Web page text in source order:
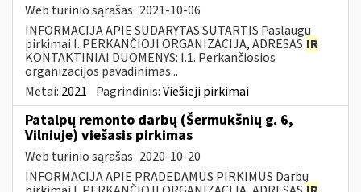
Web turinio sąrašas 2021-10-06
INFORMACIJA APIE SUDARYTAS SUTARTIS Paslaugų
pirkimai I. PERKANČIOJI ORGANIZACIJA, ADRESAS IR
KONTAKTINIAI DUOMENYS: I.1. Perkančiosios
organizacijos pavadinimas...
Metai: 2021 Pagrindinis:Viešieji pirkimai
Patalpų remonto darbų (Šermukšnių g. 6,
Vilniuje) viešasis pirkimas
Web turinio sąrašas 2020-10-20
INFORMACIJA APIE PRADEDAMUS PIRKIMUS Darbų